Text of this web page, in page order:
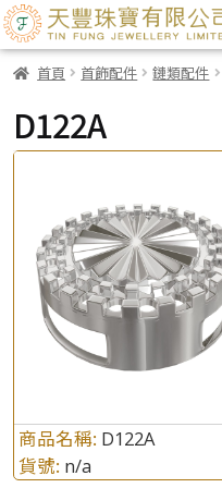
首頁 首飾配件 鏈類配件
D122A
商品名稱: D122A
貨號: n/a